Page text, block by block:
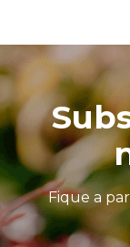
Fique a